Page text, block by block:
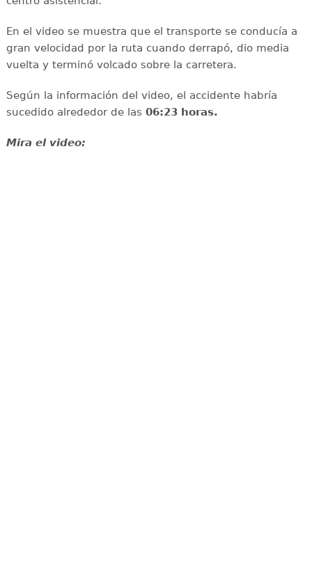
En el video se muestra que el transporte se conducía a
gran velocidad por la ruta cuando derrapó, dio media
vuelta y terminó volcado sobre la carretera.
Según la información del video, el accidente habría
sucedido alrededor de las 06:23 horas.
Mira el video: